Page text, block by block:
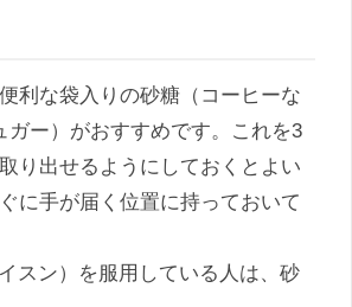
利な袋入りの砂糖（コーヒーな
ー）がおすすめです。これを3
り出せるようにしておくとよい
に手が届く位置に持っておいて
スン）を服用している人は、砂